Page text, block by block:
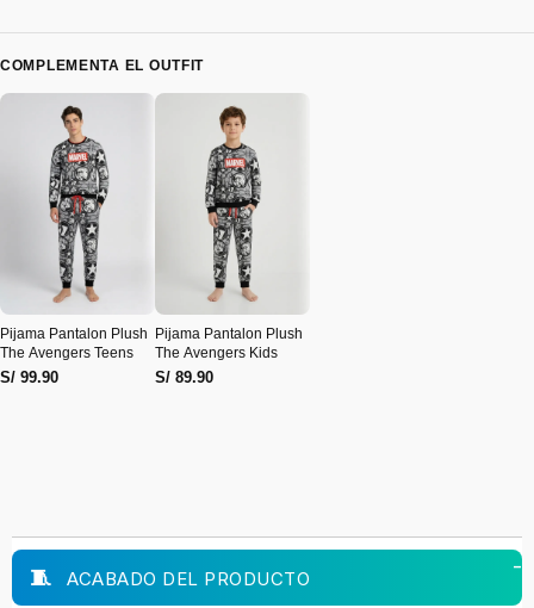
COMPLEMENTA EL OUTFIT
Pijama Pantalon Plush
The Avengers Teens
S/ 99.90
Pijama Pantalon Plush
The Avengers Kids
S/ 89.90
ACABADO DEL PRODUCTO